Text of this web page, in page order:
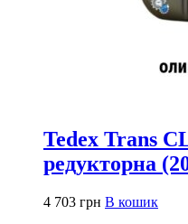
Tedex Trans
редукторна
4 703 грн В кошик